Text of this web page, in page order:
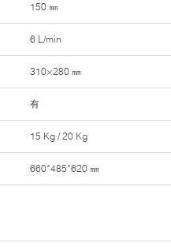
150 ㎜
6 L/min
310×280 ㎜
有
15 Kg / 20 Kg
660*485*620 ㎜